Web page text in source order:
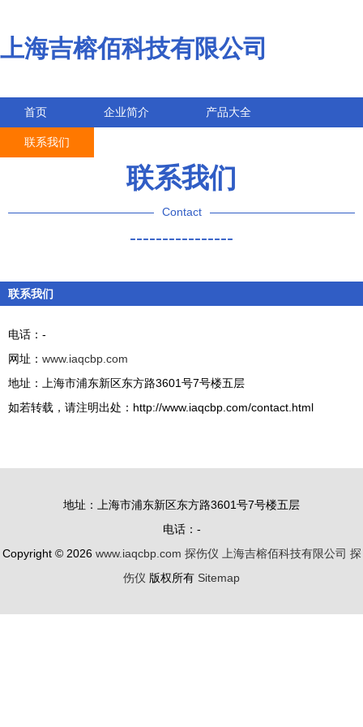
上海吉榕佰科技有限公司
首页 企业简介 产品大全
联系我们
联系我们
Contact
----------------
联系我们
电话：-
网址： www.iaqcbp.com
地址：上海市浦东新区东方路3601号7号楼五层
如若转载，请注明出处：http://www.iaqcbp.com/contact.html
地址：上海市浦东新区东方路3601号7号楼五层
电话：-
Copyright © 2026 www.iaqcbp.com 探伤仪 上海吉榕佰科技有限公司 探
伤仪 版权所有 Sitemap